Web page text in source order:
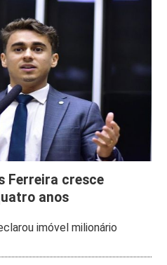
Ferreira cresce
anos
imóvel milionário